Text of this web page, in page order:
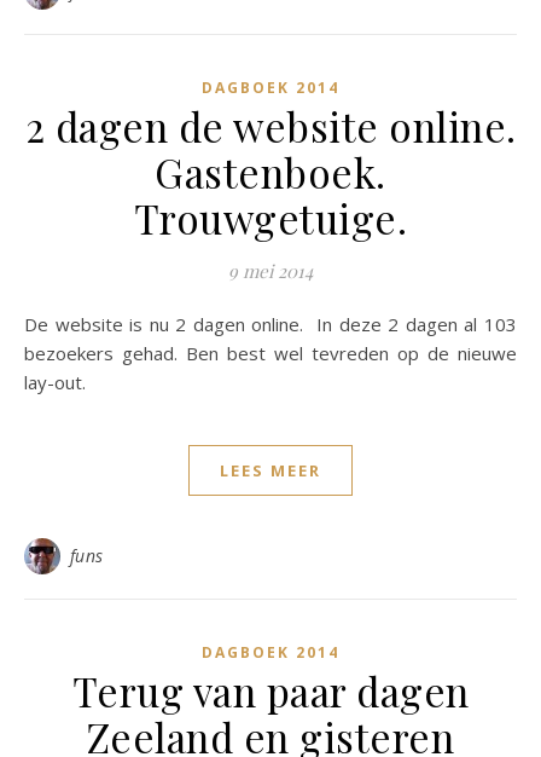
DAGBOEK 2014
2 dagen de website online.
Gastenboek.
Trouwgetuige.
9 mei 2014
De website is nu 2 dagen online. In deze 2 dagen al 103
bezoekers gehad. Ben best wel tevreden op de nieuwe
lay-out.
LEES MEER
funs
DAGBOEK 2014
Terug van paar dagen
Zeeland en gisteren